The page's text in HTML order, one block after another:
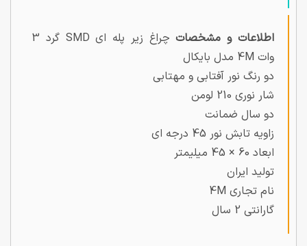
اطلاعات و مشخصات
چراغ زیر پله ای SMD گرد 3
وات 4M مدل بایکال
دو رنگ نور آفتابی و مهتابی
شار نوری 210 لومن
دو سال ضمانت
زاویه تابش نور 45 درجه ای
ابعاد 60 × 45 میلیمتر
تولید ایران
نام تجاری 4M
گارانتی 2 سال